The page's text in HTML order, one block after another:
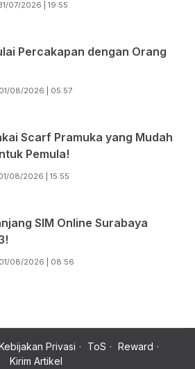
07/2026 | 19:55
Percakapan dengan Orang
01/08/2026 | 05:57
Scarf Pramuka yang Mudah
Pemula!
08/2026 | 15:55
SIM Online Surabaya
01/08/2026 | 08:56
Kebijakan Privasi ToS
Reward
Kirim Artikel